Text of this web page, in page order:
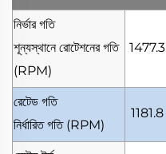
নির্ভার গতি
শূন্যস্থানে রোটেশনের গতি
(RPM)
1477.3
রেটেড গতি
নির্ধারিত গতি (RPM)
1181.8